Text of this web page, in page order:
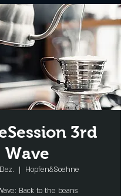
3rd
Wave
  |
Hopfen&Soehne
Back to the beans